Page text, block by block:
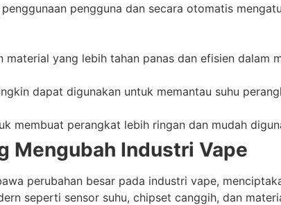
pengguna dan secara otomatis
yang lebih tahan panas dan efisien dalam
dapat digunakan untuk memantau suhu
membuat perangkat lebih ringan dan mudah
Mengubah Industri Vape
perubahan besar pada industri vape,
seperti sensor suhu, chipset canggih, dan